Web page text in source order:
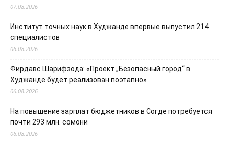
07.08.2026
Институт точных наук в Худжанде впервые выпустил 214
специалистов
06.08.2026
Фирдавс Шарифзода: «Проект „Безопасный город“ в
Худжанде будет реализован поэтапно»
06.08.2026
На повышение зарплат бюджетников в Согде потребуется
почти 293 млн. сомони
06.08.2026